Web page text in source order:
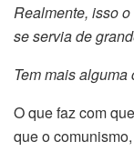
Realmente, isso
se servia de
Tem mais alguma
O que faz com
que o